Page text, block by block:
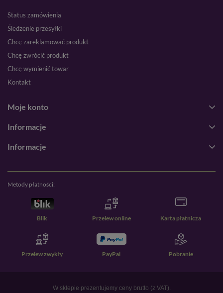
Status zamówienia
Śledzenie przesyłki
Chcę zareklamować produkt
Chcę zwrócić produkt
Chcę wymienić towar
Kontakt
Moje konto
Informacje
Informacje
Metody płatności:
Blik Przelew online Karta płatnicza
Przelew zwykły PayPal Pobranie
W sklepie prezentujemy ceny brutto (z VAT).